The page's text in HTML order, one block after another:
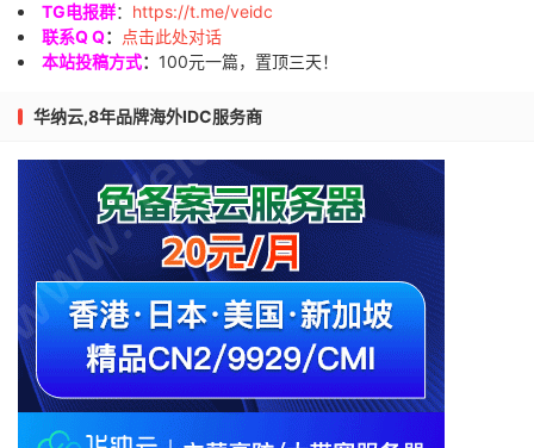
TG电报群： https://t.me/veidc
联系Q Q：
点击此处对话
本站投稿方式： 100元一篇，置顶三天！
华纳云,8年品牌海外IDC服务商